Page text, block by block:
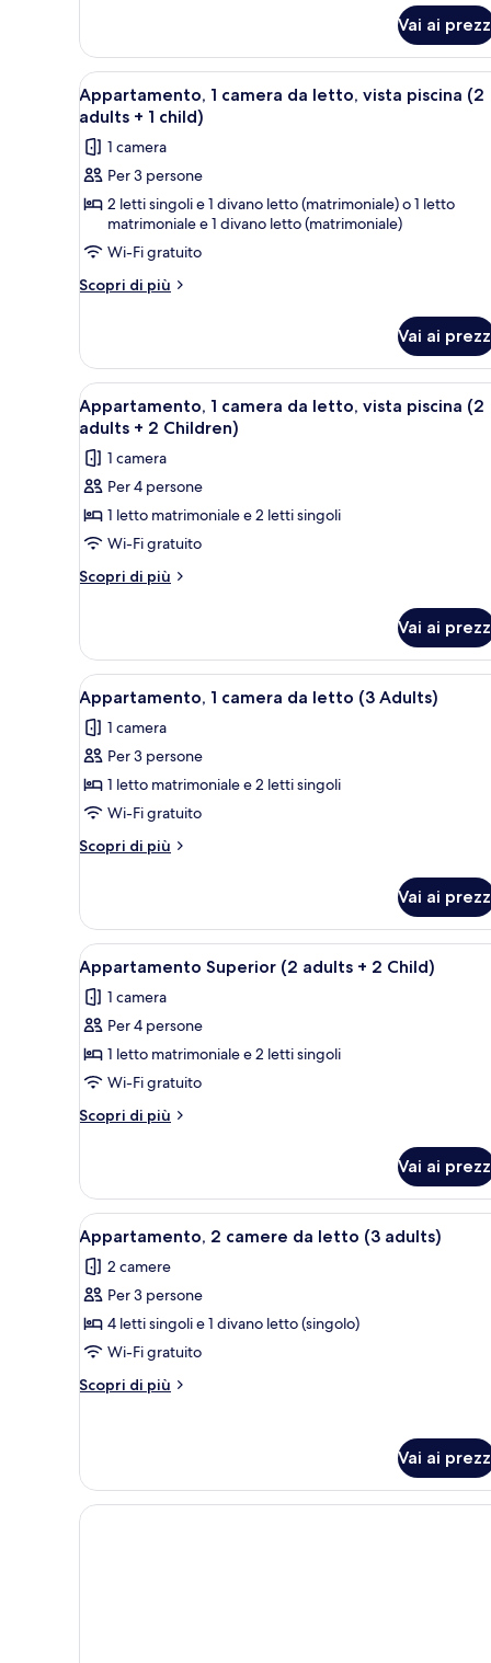
2
Children)
2
camere
da
letto
Adults
+
Children)
Vai ai
Apri
tutte
le
foto
per
Appartamento,
camera
da
piscina
(2
adults
+
child)
Un soggiorno moderno con
8
Appartamento, 1 camera da letto, vista piscina (2
adults + 1 child)
1 camera
Per 3 persone
2 letti singoli e 1 divano letto (matrimoniale) o 1 letto
matrimoniale e 1 divano letto (matrimoniale)
Wi-Fi gratuito
Scopri di più
Altri
1
camera
da
letto,
piscina
(2
+
Vai ai
Apri
tutte
le
foto
per
Appartamento,
1
camera
vista
piscina
(2
adults
+
2
Children)
Un soggiorno moderno con
8
Appartamento, 1 camera da letto, vista piscina (2
adults + 2 Children)
1 camera
Per 4 persone
1 letto matrimoniale e 2 letti singoli
Wi-Fi gratuito
Scopri di più
Altri
1
camera
da
letto,
vista
piscina
adults
+
Children)
Vai ai
Apri
tutte
le
foto
per
Appartamento,
1
camera
letto
(3
Adults)
Una camera d'albergo con
7
Appartamento, 1 camera da letto (3 Adults)
1 camera
Per 3 persone
1 letto matrimoniale e 2 letti singoli
Wi-Fi gratuito
Scopri di più
Altri
1
camera
da
letto
(3
Adults)
Vai ai
Apri
tutte
le
foto
per
Appartamento
Superior
(2
+
Child)
Una camera d'albergo con
8
Appartamento Superior (2 adults + 2 Child)
1 camera
Per 4 persone
1 letto matrimoniale e 2 letti singoli
Wi-Fi gratuito
Scopri di più
Altri
Superior
(2
adults
2
Child)
Vai ai
Apri
tutte
le
foto
per
Appartamento,
2
camere
(3
adults)
Un letto matrimoniale con
4
Appartamento, 2 camere da letto (3 adults)
2 camere
Per 3 persone
4 letti singoli e 1 divano letto (singolo)
Wi-Fi gratuito
Scopri di più
Altri
camere
da
letto
Vai ai